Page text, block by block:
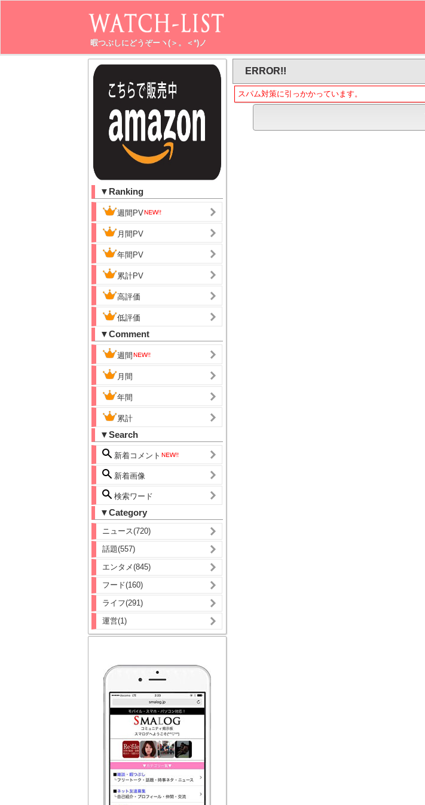
暇つぶしにどうぞーヽ(＞。＜*)ノ
▼Ranking
週間PV
月間PV
年間PV
累計PV
高評価
低評価
▼Comment
週間
月間
年間
累計
▼Search
新着コメント
新着画像
検索ワード
▼Category
ニュース(720)
話題(557)
エンタメ(845)
フード(160)
ライフ(291)
運営(1)
ERROR!!
スパム対策に引っかかっています。